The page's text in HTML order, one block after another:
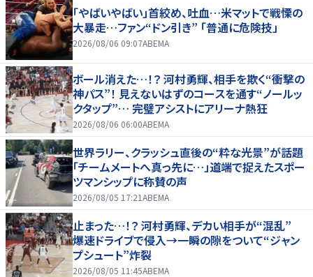
「やばいやばい」首絞め、吐血…米マットで戦慄の
大暴走…ファン“ドン引き” 「普通に危険技」
2026/08/06 09:07ABEMA
ボール消えた…！？ 河村勇輝、相手を欺く“衝撃の
神パス”！ 見えないはずのコースを通す“ノールッ
クタップ”… 完璧アシストにアリーナ熱狂
2026/08/06 06:00ABEMA
世界ラリー、クラッシュ直後の“粋な光景”が話題
「チームメートへ真っ先に…」道端で捉えたスポー
ツマンシップに称賛の声
2026/08/05 17:21ABEMA
止まった…！？ 河村勇輝、デカい相手が“混乱”
爆速ドライブで侵入→一瞬の隙をついて“ジャン
プシュート”炸裂
2026/08/05 11:45ABEMA